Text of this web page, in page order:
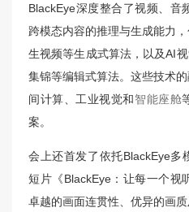
BlackEye深度整合了视频、音
跨模态内容的推理与生成能力
生视频等生成式算法，以及AI
集锦等编辑式算法。这些技术
间计算、工业视觉和智能座舱
案。
会上还首发了依托BlackEye多
短片《BlackEye：让每一个视
卓越的画面连贯性、优异的画